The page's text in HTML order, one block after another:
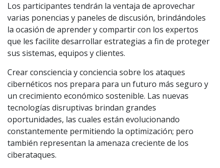
Los participantes tendrán la ventaja de aprovechar
varias ponencias y paneles de discusión, brindándoles
la ocasión de aprender y compartir con los expertos
que les facilite desarrollar estrategias a fin de proteger
sus sistemas, equipos y clientes.
Crear consciencia y conciencia sobre los ataques
cibernéticos nos prepara para un futuro más seguro y
un crecimiento económico sostenible. Las nuevas
tecnologías disruptivas brindan grandes
oportunidades, las cuales están evolucionando
constantemente permitiendo la optimización; pero
también representan la amenaza creciente de los
ciberataques.